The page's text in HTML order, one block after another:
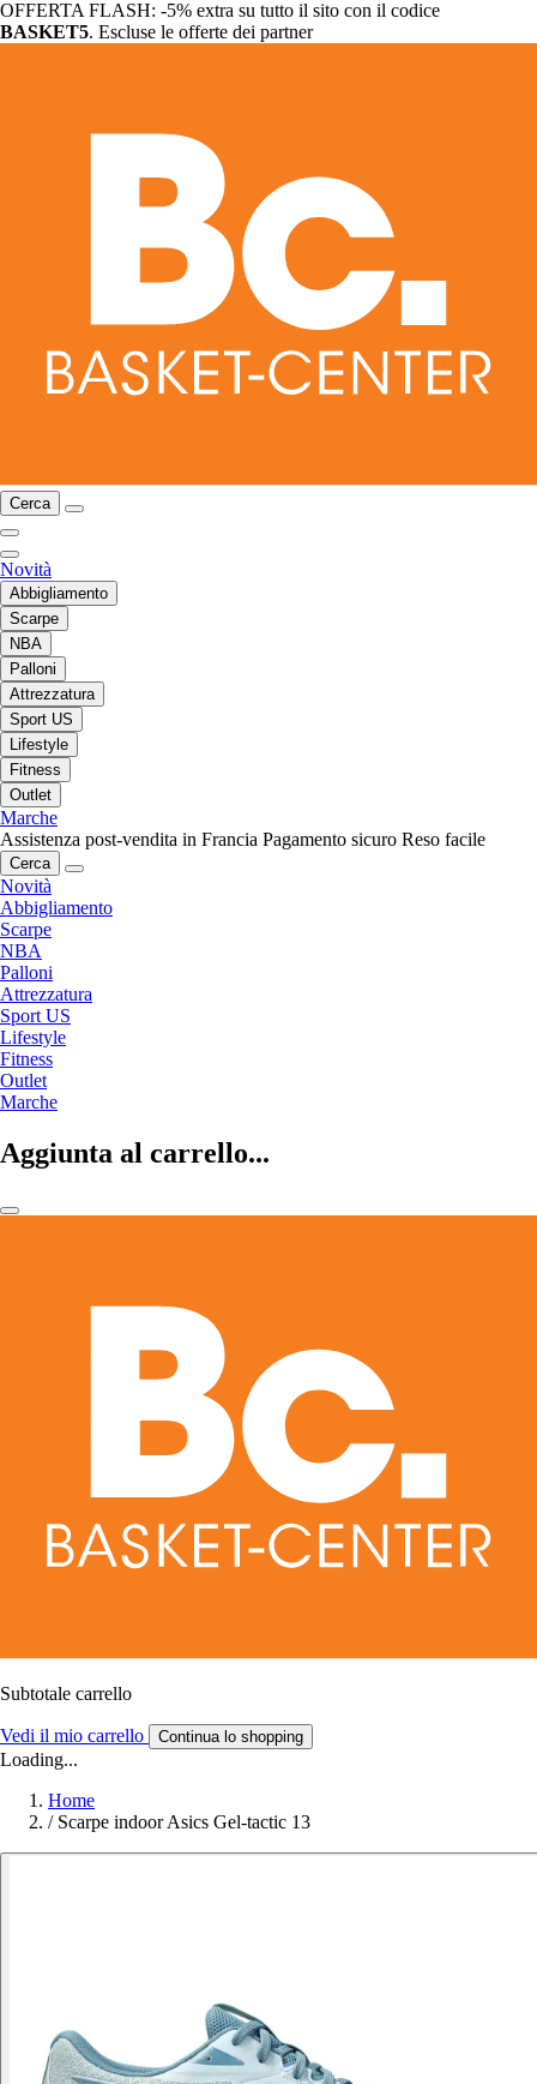
OFFERTA FLASH: -5% extra su tutto il sito con il codice
BASKET5. Escluse le offerte dei partner
Cerca
Novità
Abbigliamento
Scarpe
NBA
Palloni
Attrezzatura
Sport US
Lifestyle
Fitness
Outlet
Marche
Assistenza post-vendita in Francia Pagamento sicuro Reso facile
Cerca
Novità
Abbigliamento
Scarpe
NBA
Palloni
Attrezzatura
Sport US
Lifestyle
Fitness
Outlet
Marche
Aggiunta al carrello...
Subtotale carrello
Vedi il mio carrello Continua lo shopping
Loading...
Home
/ Scarpe indoor Asics Gel-tactic 13